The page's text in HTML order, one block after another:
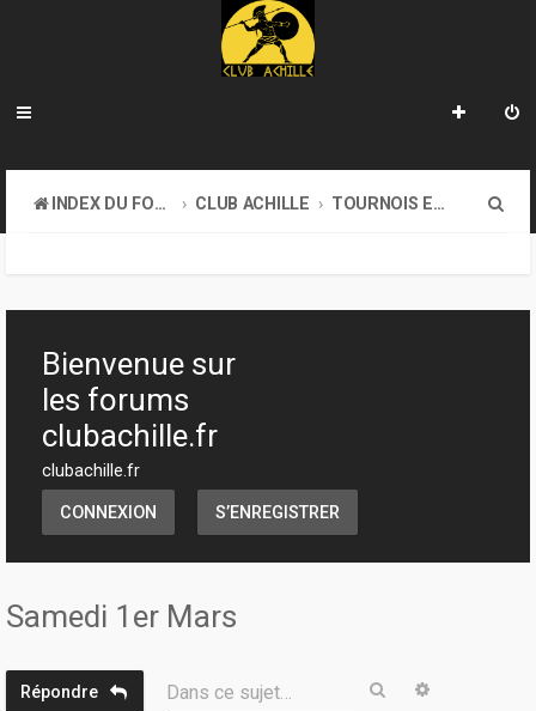
INDEX DU FORUM CLUB ACHILLE TOURNOIS ET EVENEMENTS
h
Bienvenue sur
les forums
clubachille.fr
clubachille.fr
CONNEXION S’ENREGISTRER
Samedi 1er Mars
Répondre Dans ce sujet… Rechercher